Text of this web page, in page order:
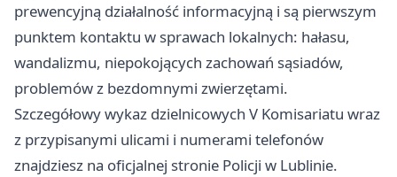
prewencyjną działalność informacyjną i są pierwszym
punktem kontaktu w sprawach lokalnych: hałasu,
wandalizmu, niepokojących zachowań sąsiadów,
problemów z bezdomnymi zwierzętami.
Szczegółowy wykaz dzielnicowych V Komisariatu wraz
z przypisanymi ulicami i numerami telefonów
znajdziesz na oficjalnej stronie Policji w Lublinie.